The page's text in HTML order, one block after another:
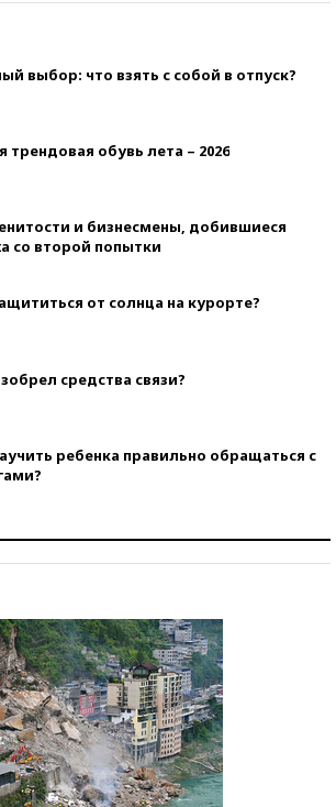
выбор: что взять с собой в отпуск?
трендовая обувь лета – 2026
и бизнесмены, добившиеся
со второй попытки
от солнца на курорте?
средства связи?
ребенка правильно обращаться с